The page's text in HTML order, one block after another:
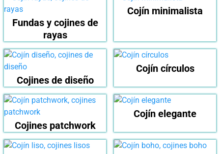
Fundas y cojines de
rayas
Cojín minimalista
Cojines de diseño
Cojín círculos
Cojines patchwork
Cojín elegante